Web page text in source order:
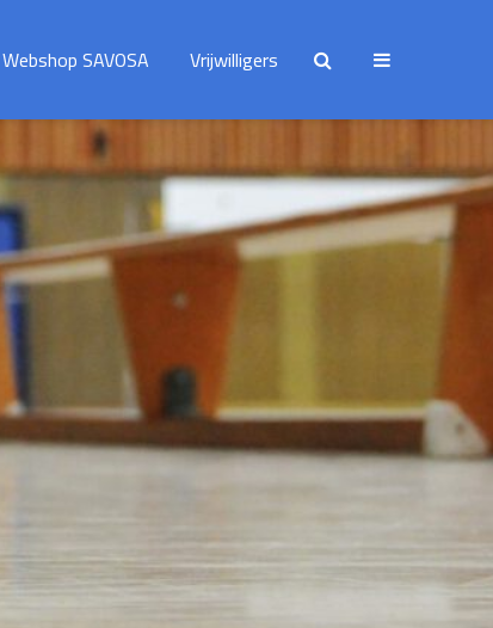
Webshop SAVOSA Vrijwilligers